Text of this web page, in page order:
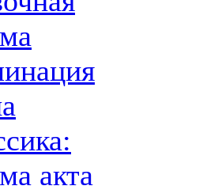
акта